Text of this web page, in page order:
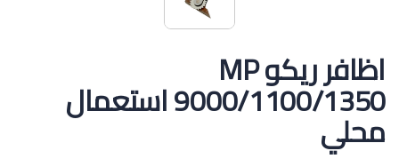
اظافر ريكو MP
9000/1100/1350 استعمال
محلي